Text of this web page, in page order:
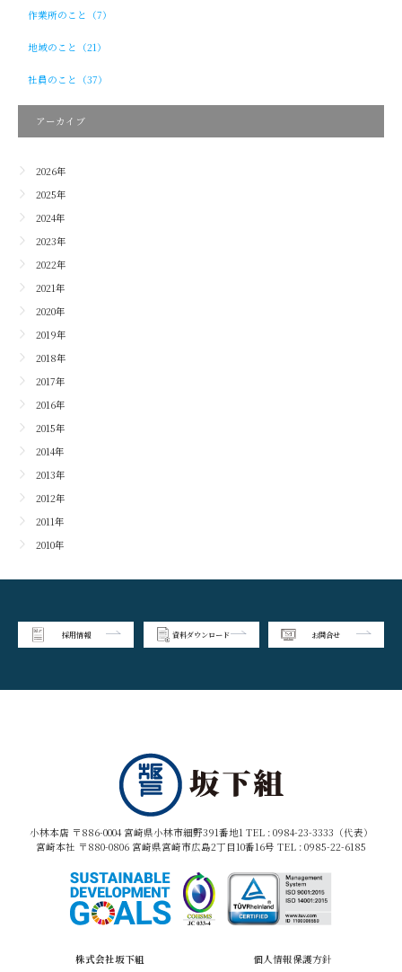
作業所のこと（7）
地域のこと（21）
社員のこと（37）
アーカイブ
2026年
2025年
2024年
2023年
2022年
2021年
2020年
2019年
2018年
2017年
2016年
2015年
2014年
2013年
2012年
2011年
2010年
採用情報 資料ダウンロード お問合せ
小林本店 〒886-0004 宮崎県小林市細野391番地1 TEL : 0984-23-3333（代表）
宮崎本社 〒880-0806 宮崎県宮崎市広島2丁目10番16号 TEL : 0985-22-6185
株式会社坂下組 個人情報保護方針